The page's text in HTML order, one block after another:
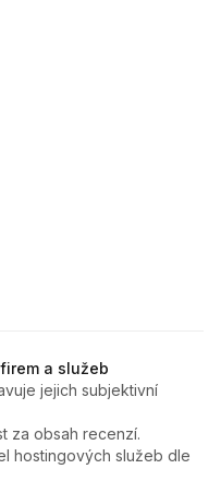
a služeb
jejich subjektivní
za obsah recenzí.
hostingových služeb dle